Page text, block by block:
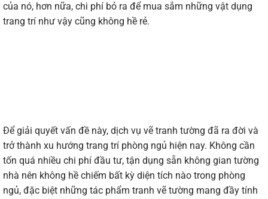
của nó, hơn nữa, chi phí bỏ ra để mua sắm những vật dụng
trang trí như vậy cũng không hề rẻ.
Để giải quyết vấn đề này, dịch vụ vẽ tranh tường đã ra đời và
trở thành xu hướng trang trí phòng ngủ hiện nay. Không cần
tốn quá nhiều chi phí đầu tư, tận dụng sẵn không gian tường
nhà nên không hề chiếm bất kỳ diện tích nào trong phòng
ngủ, đặc biệt những tác phẩm tranh vẽ tường mang đầy tính